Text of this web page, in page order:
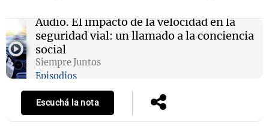
Audio. El impacto de la velocidad en la
seguridad vial: un llamado a la conciencia
social
Siempre Juntos
Episodios
Escuchá la nota
Notas
Mundial 2026
Notas